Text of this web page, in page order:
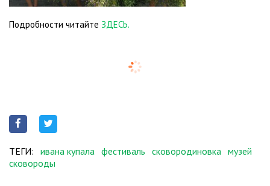
Подробности читайте ЗДЕСЬ.
ТЕГИ: ивана купала фестиваль сковородиновка музей
сковороды